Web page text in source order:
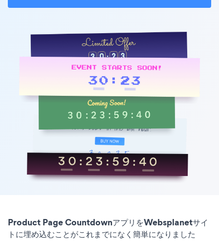
Product Page CountdownアプリをWebsplanetサイ
トに埋め込むことがこれまでになく簡単になりました